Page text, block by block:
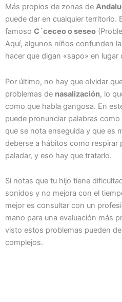
Más propios de zonas de
puede dar en cualquier territorio.
famoso C´ceceo o seseo
Aquí, algunos niños confunden
hacer que digan «sapo» en lugar
Por último, no hay que olvidar
problemas de nasalización, lo
como que habla gangosa. En
puede pronunciar palabras
que se nota enseguida y que es
deberse a hábitos como respirar
paladar, y eso hay que tratarlo.
Si notas que tu hijo tiene
sonidos y no mejora con el
mejor es consultar con un
mano para una evaluación más
visto estos problemas pueden
complejos.